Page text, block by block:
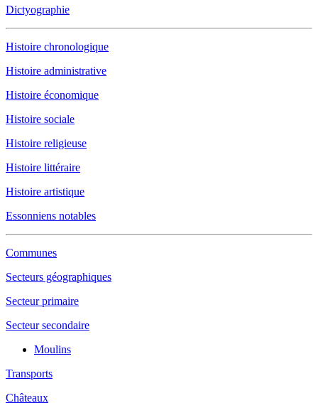
Dictyographie
Histoire chronologique
Histoire administrative
Histoire économique
Histoire sociale
Histoire religieuse
Histoire littéraire
Histoire artistique
Essonniens notables
Communes
Secteurs géographiques
Secteur primaire
Secteur secondaire
Moulins
Transports
Châteaux